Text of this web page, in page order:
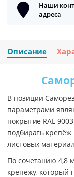
Наши
адреса
Описание
В позиции
параметрами
покрытие RAL
подбирать крепёж
листовых
По сочетанию 4,8
крепежу, который